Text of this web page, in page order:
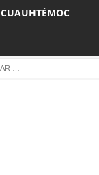
CUAUHTÉMOC